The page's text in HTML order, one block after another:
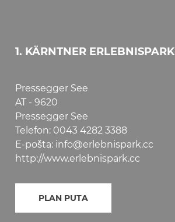
1. KÄRNTNER ERLEBNISPARK
Pressegger See
AT - 9620
Pressegger See
Telefon: 0043 4282 3388
E-pošta: info@erlebnispark.cc
http://www.erlebnispark.cc
PLAN PUTA